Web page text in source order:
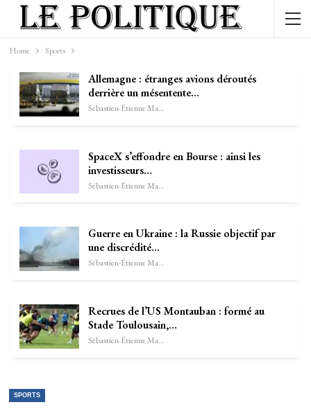
Home Sports
Allemagne : étranges avions déroutés
derrière un mésentente…
Sébastien-Étienne Marechal
SpaceX s’effondre en Bourse : ainsi les
investisseurs…
Sébastien-Étienne Marechal
Guerre en Ukraine : la Russie objectif par
une discrédité…
Sébastien-Étienne Marechal
Recrues de l’US Montauban : formé au
Stade Toulousain,…
Sébastien-Étienne Marechal
SPORTS